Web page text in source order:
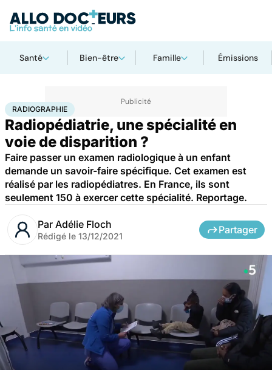
Santé Bien-être Famille Émissions
AccueilSantéRadiographie
RADIOGRAPHIE
Radiopédiatrie, une spécialité en
voie de disparition ?
Faire passer un examen radiologique à un enfant
demande un savoir-faire spécifique. Cet examen est
réalisé par les radiopédiatres. En France, ils sont
seulement 150 à exercer cette spécialité. Reportage.
Par Adélie Floch
Rédigé le 13/12/2021
Partager